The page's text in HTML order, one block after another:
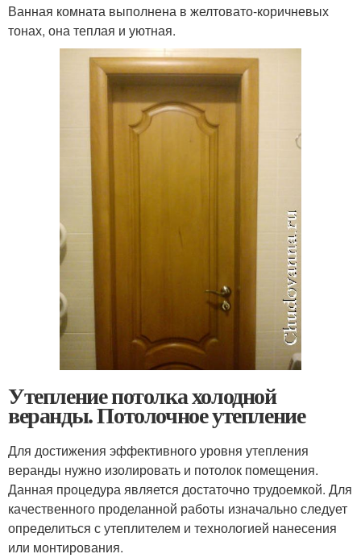
Ванная комната выполнена в желтовато-коричневых
тонах, она теплая и уютная.
Утепление потолка холодной
веранды. Потолочное утепление
Для достижения эффективного уровня утепления
веранды нужно изолировать и потолок помещения.
Данная процедура является достаточно трудоемкой. Для
качественного проделанной работы изначально следует
определиться с утеплителем и технологией нанесения
или монтирования.